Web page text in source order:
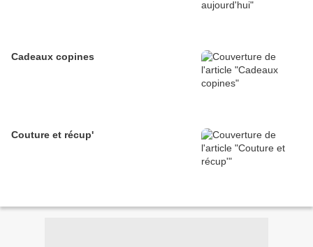
Cadeaux copines
Couture et récup'